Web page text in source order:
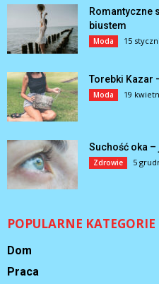
Romantyczne
biustem
Moda 15
Torebki Kazar
Moda 19
Suchość oka
Zdrowie 5
POPULARNE KATEGORIE
Dom
Praca